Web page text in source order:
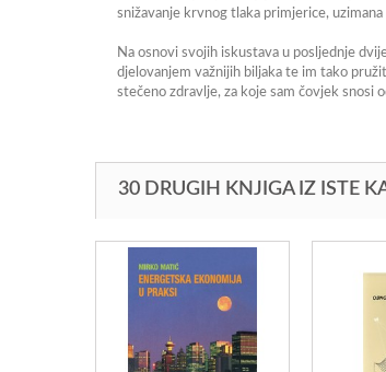
snižavanje krvnog tlaka primjerice,
Na osnovi svojih iskustava u posljednje
djelovanjem važnijih biljaka te im tako
stečeno zdravlje, za koje sam čovjek snosi
30 DRUGIH KNJIGA IZ ISTE